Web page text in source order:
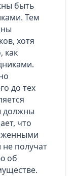
быть
Тем
хотя
как
до тех
должны
что
не получат
об